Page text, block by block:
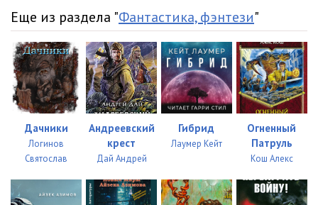
Еще из раздела "Фантастика, фэнтези"
Дачники
Логинов
Святослав
Андреевский
крест
Дай Андрей
Гибрид
Лаумер Кейт
Огненный
Патруль
Кош Алекс